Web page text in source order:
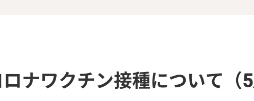
ナワクチン接種について（